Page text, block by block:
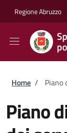
Regione Abruzzo
Briciole
Home / Piano
Piano